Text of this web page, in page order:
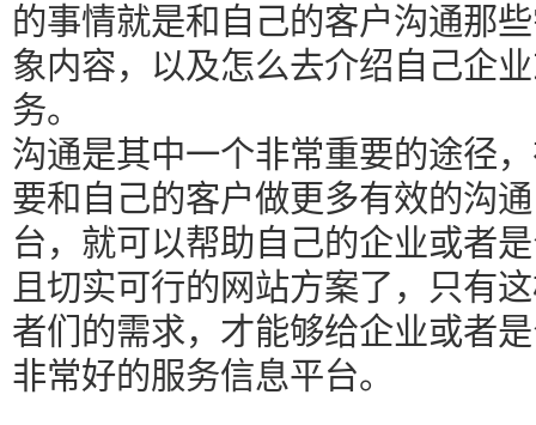
的事情就是和自己的客户沟通那
象内容，以及怎么去介绍自己企
务。
沟通是其中一个非常重要的途径
要和自己的客户做更多有效的沟
台，就可以帮助自己的企业或者
且切实可行的网站方案了，只有
者们的需求，才能够给企业或者
非常好的服务信息平台。